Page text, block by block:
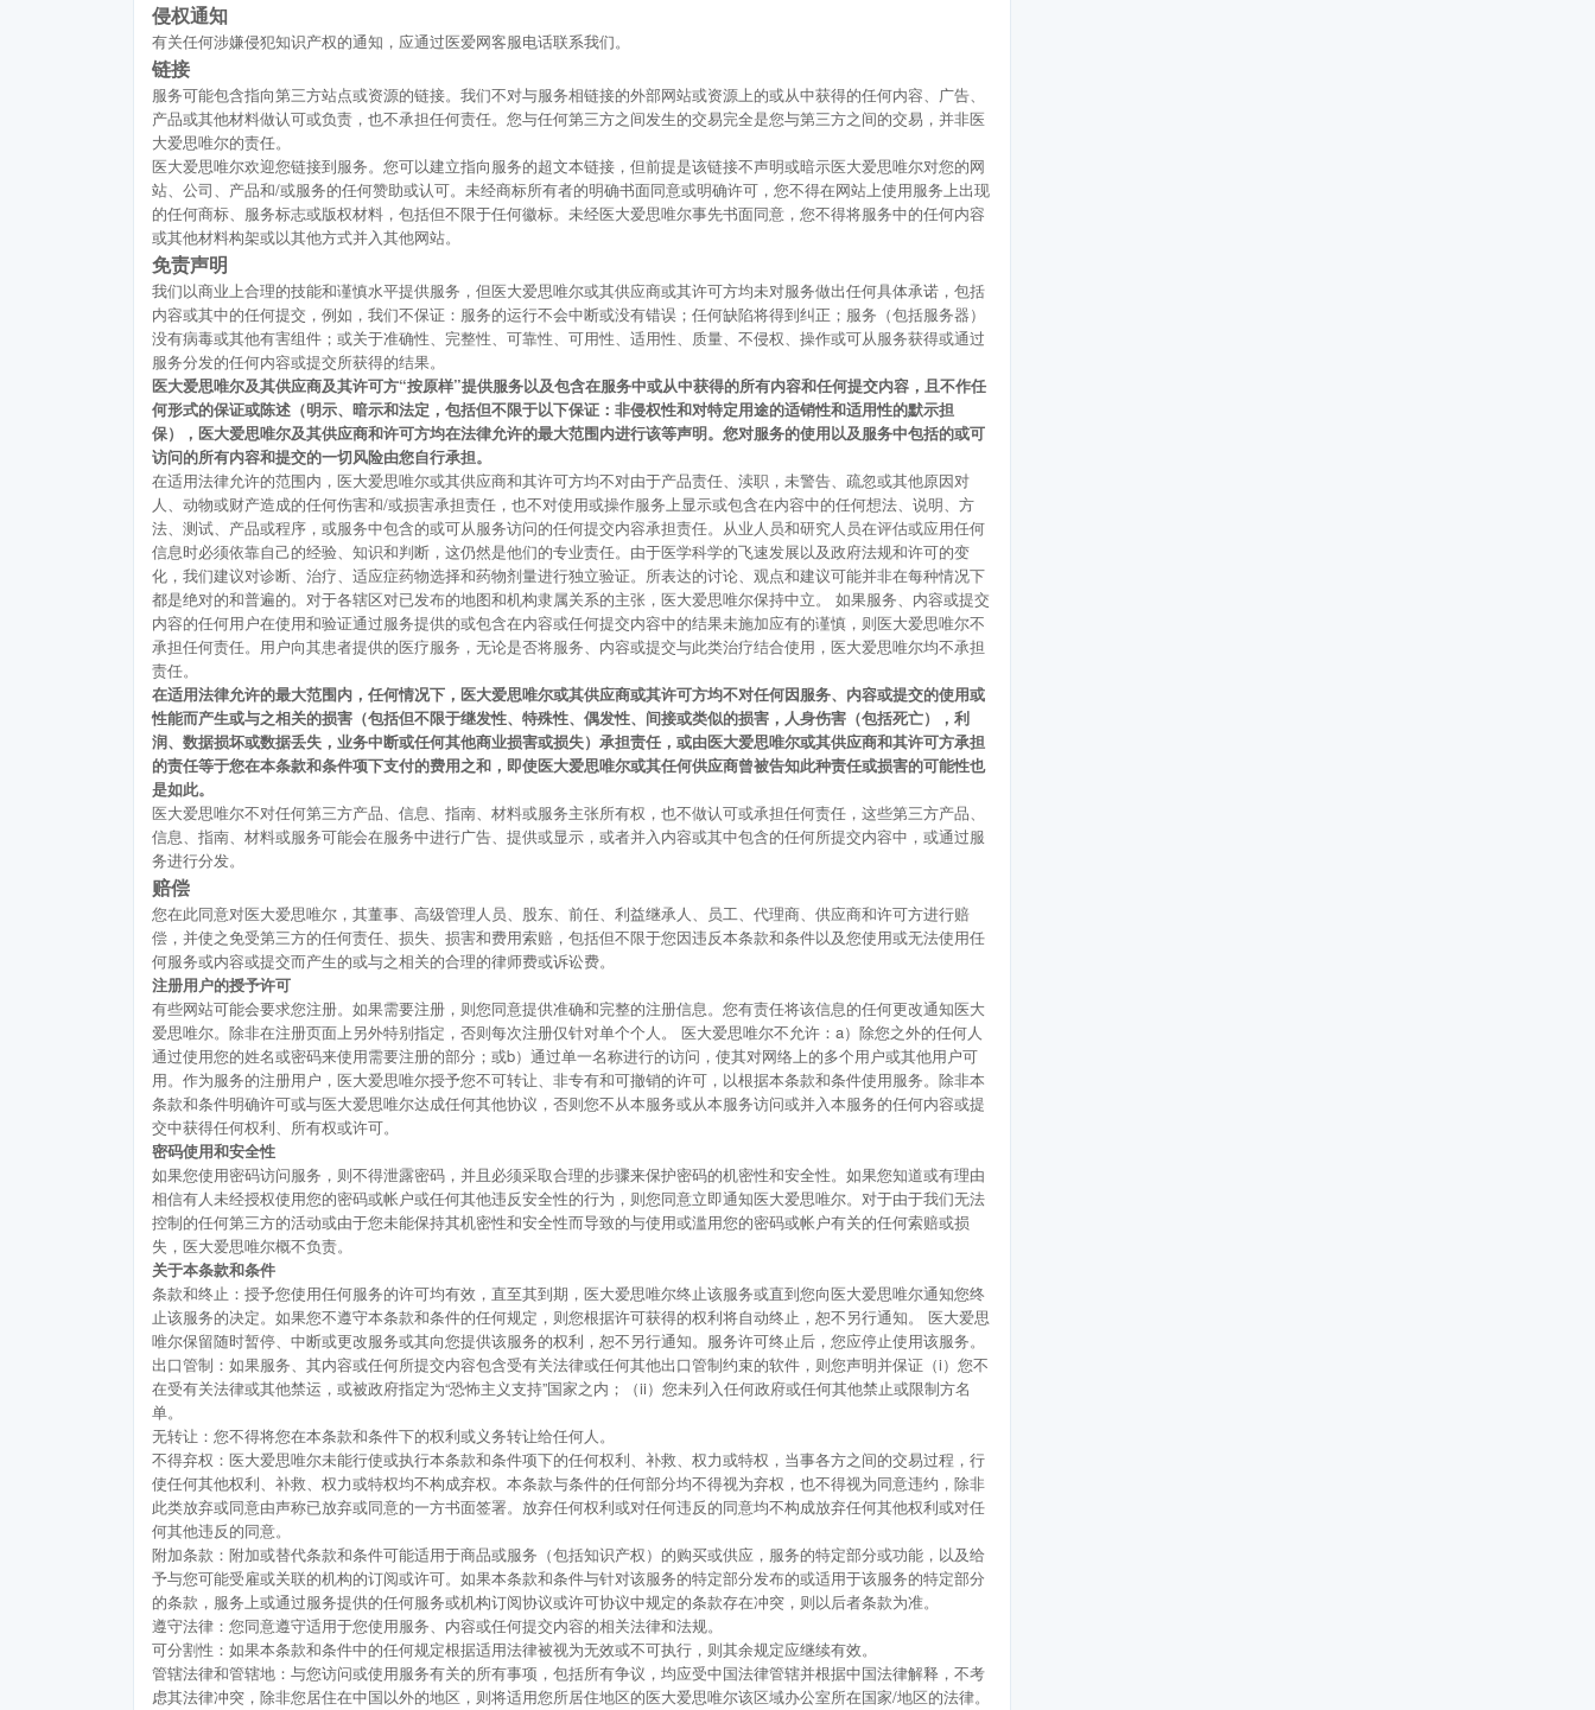
侵权通知
有关任何涉嫌侵犯知识产权的通知，应通过医爱网客服电话联系我们。
链接
服务可能包含指向第三方站点或资源的链接。我们不对与服务相链接的外部网站或资源上的或从中获得的任何内容、广告、
产品或其他材料做认可或负责，也不承担任何责任。您与任何第三方之间发生的交易完全是您与第三方之间的交易，并非医
大爱思唯尔的责任。
医大爱思唯尔欢迎您链接到服务。您可以建立指向服务的超文本链接，但前提是该链接不声明或暗示医大爱思唯尔对您的网
站、公司、产品和/或服务的任何赞助或认可。未经商标所有者的明确书面同意或明确许可，您不得在网站上使用服务上出现
的任何商标、服务标志或版权材料，包括但不限于任何徽标。未经医大爱思唯尔事先书面同意，您不得将服务中的任何内容
或其他材料构架或以其他方式并入其他网站。
免责声明
我们以商业上合理的技能和谨慎水平提供服务，但医大爱思唯尔或其供应商或其许可方均未对服务做出任何具体承诺，包括
内容或其中的任何提交，例如，我们不保证：服务的运行不会中断或没有错误；任何缺陷将得到纠正；服务（包括服务器）
没有病毒或其他有害组件；或关于准确性、完整性、可靠性、可用性、适用性、质量、不侵权、操作或可从服务获得或通过
服务分发的任何内容或提交所获得的结果。
医大爱思唯尔及其供应商及其许可方“按原样”提供服务以及包含在服务中或从中获得的所有内容和任何提交内容，且不作任
何形式的保证或陈述（明示、暗示和法定，包括但不限于以下保证：非侵权性和对特定用途的适销性和适用性的默示担
保），医大爱思唯尔及其供应商和许可方均在法律允许的最大范围内进行该等声明。您对服务的使用以及服务中包括的或可
访问的所有内容和提交的一切风险由您自行承担。
在适用法律允许的范围内，医大爱思唯尔或其供应商和其许可方均不对由于产品责任、渎职，未警告、疏忽或其他原因对
人、动物或财产造成的任何伤害和/或损害承担责任，也不对使用或操作服务上显示或包含在内容中的任何想法、说明、方
法、测试、产品或程序，或服务中包含的或可从服务访问的任何提交内容承担责任。从业人员和研究人员在评估或应用任何
信息时必须依靠自己的经验、知识和判断，这仍然是他们的专业责任。由于医学科学的飞速发展以及政府法规和许可的变
化，我们建议对诊断、治疗、适应症药物选择和药物剂量进行独立验证。所表达的讨论、观点和建议可能并非在每种情况下
都是绝对的和普遍的。对于各辖区对已发布的地图和机构隶属关系的主张，医大爱思唯尔保持中立。 如果服务、内容或提交
内容的任何用户在使用和验证通过服务提供的或包含在内容或任何提交内容中的结果未施加应有的谨慎，则医大爱思唯尔不
承担任何责任。用户向其患者提供的医疗服务，无论是否将服务、内容或提交与此类治疗结合使用，医大爱思唯尔均不承担
责任。
在适用法律允许的最大范围内，任何情况下，医大爱思唯尔或其供应商或其许可方均不对任何因服务、内容或提交的使用或
性能而产生或与之相关的损害（包括但不限于继发性、特殊性、偶发性、间接或类似的损害，人身伤害（包括死亡），利
润、数据损坏或数据丢失，业务中断或任何其他商业损害或损失）承担责任，或由医大爱思唯尔或其供应商和其许可方承担
的责任等于您在本条款和条件项下支付的费用之和，即使医大爱思唯尔或其任何供应商曾被告知此种责任或损害的可能性也
是如此。
医大爱思唯尔不对任何第三方产品、信息、指南、材料或服务主张所有权，也不做认可或承担任何责任，这些第三方产品、
信息、指南、材料或服务可能会在服务中进行广告、提供或显示，或者并入内容或其中包含的任何所提交内容中，或通过服
务进行分发。
赔偿
您在此同意对医大爱思唯尔，其董事、高级管理人员、股东、前任、利益继承人、员工、代理商、供应商和许可方进行赔
偿，并使之免受第三方的任何责任、损失、损害和费用索赔，包括但不限于您因违反本条款和条件以及您使用或无法使用任
何服务或内容或提交而产生的或与之相关的合理的律师费或诉讼费。
注册用户的授予许可
有些网站可能会要求您注册。如果需要注册，则您同意提供准确和完整的注册信息。您有责任将该信息的任何更改通知医大
爱思唯尔。除非在注册页面上另外特别指定，否则每次注册仅针对单个个人。 医大爱思唯尔不允许：a）除您之外的任何人
通过使用您的姓名或密码来使用需要注册的部分；或b）通过单一名称进行的访问，使其对网络上的多个用户或其他用户可
用。作为服务的注册用户，医大爱思唯尔授予您不可转让、非专有和可撤销的许可，以根据本条款和条件使用服务。除非本
条款和条件明确许可或与医大爱思唯尔达成任何其他协议，否则您不从本服务或从本服务访问或并入本服务的任何内容或提
交中获得任何权利、所有权或许可。
密码使用和安全性
如果您使用密码访问服务，则不得泄露密码，并且必须采取合理的步骤来保护密码的机密性和安全性。如果您知道或有理由
相信有人未经授权使用您的密码或帐户或任何其他违反安全性的行为，则您同意立即通知医大爱思唯尔。对于由于我们无法
控制的任何第三方的活动或由于您未能保持其机密性和安全性而导致的与使用或滥用您的密码或帐户有关的任何索赔或损
失，医大爱思唯尔概不负责。
关于本条款和条件
条款和终止：授予您使用任何服务的许可均有效，直至其到期，医大爱思唯尔终止该服务或直到您向医大爱思唯尔通知您终
止该服务的决定。如果您不遵守本条款和条件的任何规定，则您根据许可获得的权利将自动终止，恕不另行通知。 医大爱思
唯尔保留随时暂停、中断或更改服务或其向您提供该服务的权利，恕不另行通知。服务许可终止后，您应停止使用该服务。
出口管制：如果服务、其内容或任何所提交内容包含受有关法律或任何其他出口管制约束的软件，则您声明并保证（i）您不
在受有关法律或其他禁运，或被政府指定为“恐怖主义支持”国家之内；（ii）您未列入任何政府或任何其他禁止或限制方名
单。
无转让：您不得将您在本条款和条件下的权利或义务转让给任何人。
不得弃权：医大爱思唯尔未能行使或执行本条款和条件项下的任何权利、补救、权力或特权，当事各方之间的交易过程，行
使任何其他权利、补救、权力或特权均不构成弃权。本条款与条件的任何部分均不得视为弃权，也不得视为同意违约，除非
此类放弃或同意由声称已放弃或同意的一方书面签署。放弃任何权利或对任何违反的同意均不构成放弃任何其他权利或对任
何其他违反的同意。
附加条款：附加或替代条款和条件可能适用于商品或服务（包括知识产权）的购买或供应，服务的特定部分或功能，以及给
予与您可能受雇或关联的机构的订阅或许可。如果本条款和条件与针对该服务的特定部分发布的或适用于该服务的特定部分
的条款，服务上或通过服务提供的任何服务或机构订阅协议或许可协议中规定的条款存在冲突，则以后者条款为准。
遵守法律：您同意遵守适用于您使用服务、内容或任何提交内容的相关法律和法规。
可分割性：如果本条款和条件中的任何规定根据适用法律被视为无效或不可执行，则其余规定应继续有效。
管辖法律和管辖地：与您访问或使用服务有关的所有事项，包括所有争议，均应受中国法律管辖并根据中国法律解释，不考
虑其法律冲突，除非您居住在中国以外的地区，则将适用您所居住地区的医大爱思唯尔该区域办公室所在国家/地区的法律。